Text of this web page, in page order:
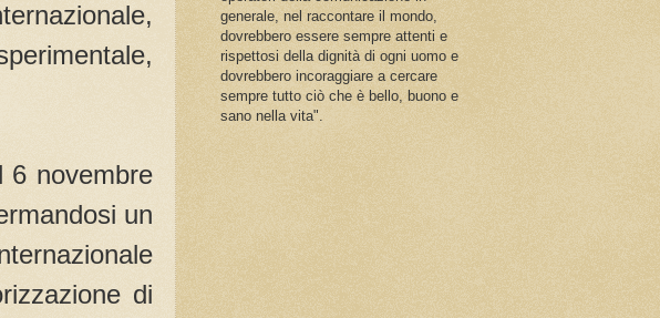
6 novembre
un
di
generale, nel raccontare il mondo,
dovrebbero essere sempre attenti e
rispettosi della dignità di ogni uomo e
dovrebbero incoraggiare a cercare
sempre tutto ciò che è bello, buono e
sano nella vita".